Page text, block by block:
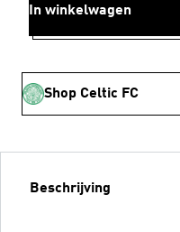
In winkelwagen
Shop Celtic FC
Beschrijving